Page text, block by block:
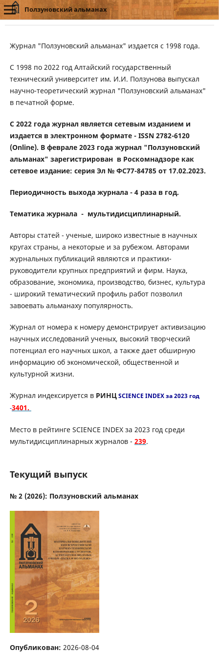
Ползуновский альманах
Журнал "Ползуновский альманах" издается с 1998 года.
С 1998 по 2022 год Алтайский государственный
технический университет им. И.И. Ползунова выпускал
научно-теоретический журнал "Ползуновский альманах"
в печатной форме.
C 2022 года журнал является сетевым изданием и
издается в электронном формате - ISSN 2782-6120
(Online). В феврале 2023 года журнал "Ползуновский
альманах" зарегистрирован в Роскомнадзоре как
сетевое издание: серия Эл № ФС77-84785 от 17.02.2023.
Периодичность выхода журнала - 4 раза в год.
Тематика журнала - мультидисциплинарный.
Авторы статей - ученые, широко известные в научных
кругах страны, а некоторые и за рубежом. Авторами
журнальных публикаций являются и практики-
руководители крупных предприятий и фирм. Наука,
образование, экономика, производство, бизнес, культура
- широкий тематический профиль работ позволил
завоевать альманаху популярность.
Журнал от номера к номеру демонстрирует активизацию
научных исследований ученых, высокий творческий
потенциал его научных школ, а также дает обширную
информацию об экономической, общественной и
культурной жизни.
Журнал индексируется в РИНЦSCIENCE INDEX за 2023 год
-3401.
Место в рейтинге SCIENCE INDEX за 2023 год среди
мультидисциплинарных журналов - 239.
Текущий выпуск
№ 2 (2026): Ползуновский альманах
Опубликован: 2026-08-04